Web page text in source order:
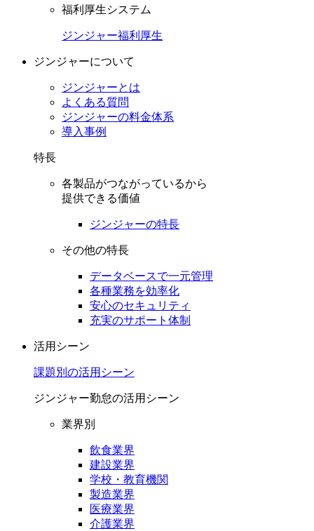
福利厚生システム
ジンジャー福利厚生
ジンジャーについて
ジンジャーとは
よくある質問
ジンジャーの料金体系
導入事例
特長
各製品がつながっているから
提供できる価値
ジンジャーの特長
その他の特長
データベースで一元管理
各種業務を効率化
安心のセキュリティ
充実のサポート体制
活用シーン
課題別の活用シーン
ジンジャー勤怠の活用シーン
業界別
飲食業界
建設業界
学校・教育機関
製造業界
医療業界
介護業界